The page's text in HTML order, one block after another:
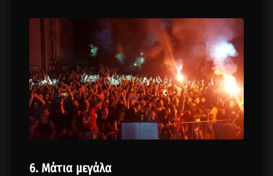
6. Μάτια μεγάλα